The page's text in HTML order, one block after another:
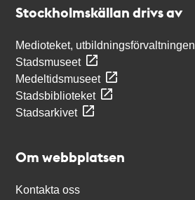
Stockholmskällan drivs av
Medioteket, utbildningsförvaltningen
Stadsmuseet
Medeltidsmuseet
Stadsbiblioteket
Stadsarkivet
Om webbplatsen
Kontakta oss